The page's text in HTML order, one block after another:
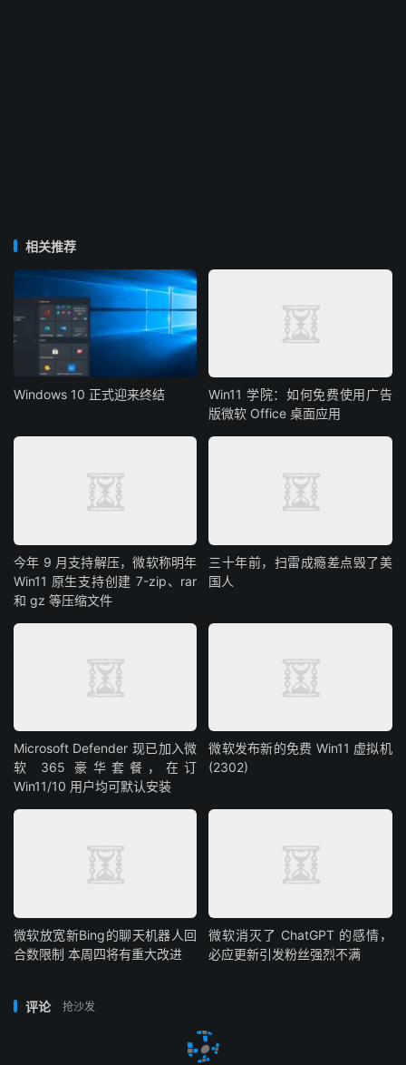
相关推荐
Windows 10 正式迎来终结
Win11 学院：如何免费使用广告
版微软 Office 桌面应用
今年 9 月支持解压，微软称明年
Win11 原生支持创建 7-zip、rar
和 gz 等压缩文件
三十年前，扫雷成瘾差点毁了美
国人
Microsoft Defender 现已加入微
软 365 豪华套餐，在订
Win11/10 用户均可默认安装
微软发布新的免费 Win11 虚拟机
(2302)
微软放宽新Bing的聊天机器人回
合数限制 本周四将有重大改进
微软消灭了 ChatGPT 的感情，
必应更新引发粉丝强烈不满
评论 抢沙发